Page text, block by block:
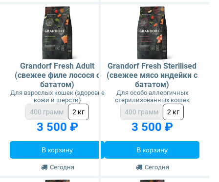
Grandorf Fresh Adult
(свежее филе лосося с
бататом)
Для взрослых кошек (здоровье
кожи и шерсти)
400 грамм 2 кг
3 500 ₽
В корзину
Сегодня
Grandorf Fresh Sterilised
(свежее мясо индейки с
бататом)
Для особо аллергичных
стерилизованных кошек
400 грамм 2 кг
3 500 ₽
В корзину
Сегодня